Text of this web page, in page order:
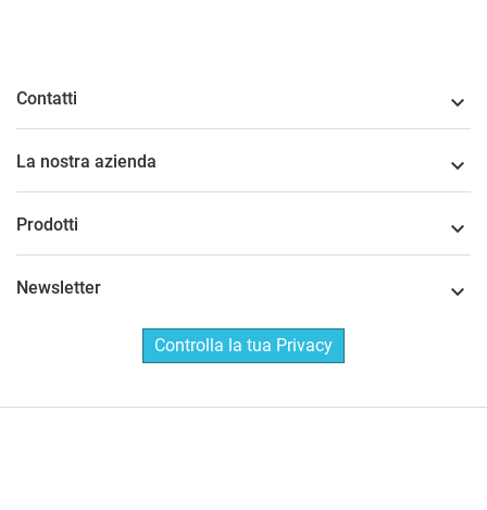
Contatti 
La nostra azienda 
Prodotti 
Newsletter 
Controlla la tua Privacy